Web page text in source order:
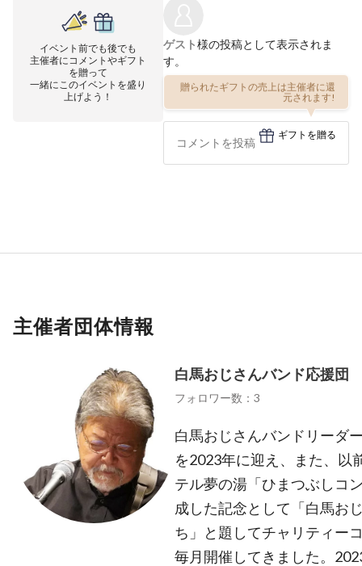
イベント前でも後でも
主催者にコメントやギフト
を贈って
一緒にこのイベントを盛り
上げよう！
ゲスト様の投稿として表示されま
す。
贈られたギフトの売上は主催者に還
元されます!
ギフトを贈る
主催者団体情報
白馬おじさんバンド応援団
フォロワー数：3
白馬おじさんバンドリーダ
を2023年に迎え、また、以
テル夢の湯「ひまつぶしコ
成した記念として「白馬お
ち」と題してチャリティー
毎月開催してきました。